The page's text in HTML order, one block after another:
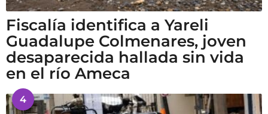
Fiscalía identifica a Yareli
Guadalupe Colmenares, joven
desaparecida hallada sin vida
en el río Ameca
4